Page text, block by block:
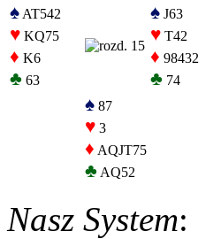
♠ AT542
♥ KQ75
♦ K6
♣ 63
♠ J63
♥ T42
♦ 98432
♣ 74
♠ 87
♥ 3
♦ AQJT75
♣ AQ52
Nasz System: